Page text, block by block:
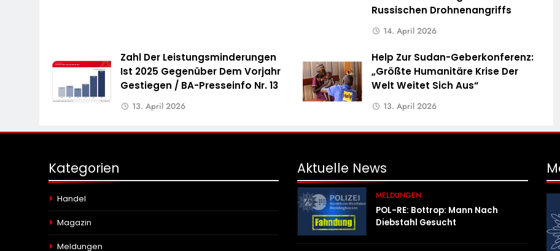
Russischen Drohnenangriffs
14. April 2026
Zahl Der Leistungsminderungen
Ist 2025 Gegenüber Dem Vorjahr
Gestiegen / BA-Presseinfo Nr. 13
13. April 2026
Help Zur Sudan-Geberkonferenz:
„Größte Humanitäre Krise Der
Welt Weitet Sich Aus“
13. April 2026
Kategorien
Handel
Magazin
Meldungen
Aktuelle News
MELDUNGEN
POL-RE: Bottrop: Mann Nach
Diebstahl Gesucht